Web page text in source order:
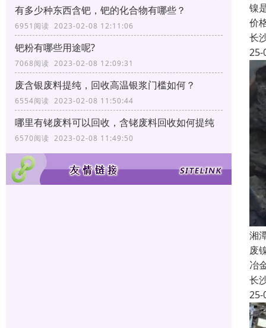
有多少种东西含钯，钯的化合物有哪些？
6951阅读 2023-02-08 12:11:06
钯粉有哪些用途呢?
7068阅读 2023-02-08 12:09:31
废含银废料提纯，回收高温银浆门槛如何？
6554阅读 2023-02-08 11:50:44
哪里有铑废料可以回收，含铑废料回收如何提纯
6570阅读 2023-02-08 11:49:50
镍
价
长
25-
湘
废
冶
长
25-